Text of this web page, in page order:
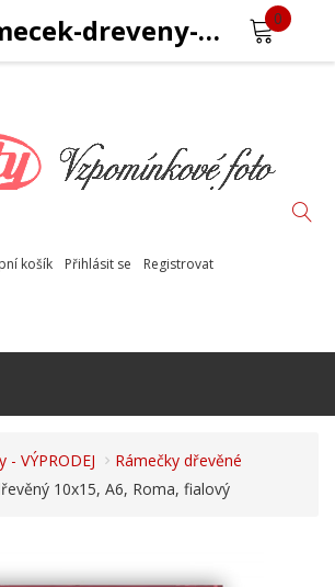
košík Přihlásit se Registrovat
0
VÝPRODEJ
Rámečky dřevěné
10x15, A6, Roma, fialový
Fotoramecek-dreveny-K115